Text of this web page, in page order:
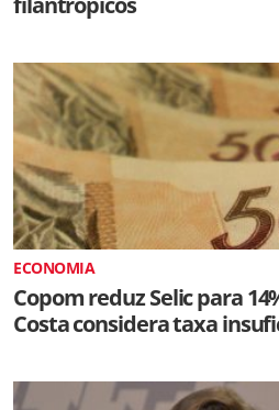
ECONOMIA
Copom reduz Selic para
Costa considera taxa